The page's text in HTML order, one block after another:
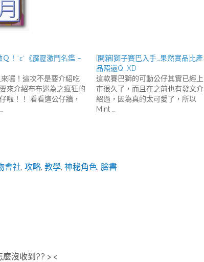
Ｑ！˙ε˙《霹靂激鬥名鑑 –
囉！這次不是要介紹吃
來介紹布布迷為之瘋狂的
啦！！ 看看這公仔牆，
[開箱]獅子賽巴入手…果然實品比產
品照還Q…XD
這款賽巴獅的可動公仔其實已經上
市很久了，而且在之前也有發文介
紹過，因為真的太可愛了，所以
Mint …
會社, 攻略, 教學, 神秘角色, 臉書
沒收到?? > <